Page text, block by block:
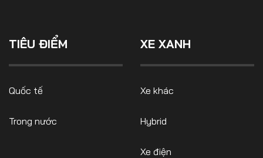
phải tự tìm hướng đi cho
mình, lựa chọn những cơ chế,
TIÊU ĐIỂM
Quốc tế
Trong nước
XE XANH
Xe khác
Hybrid
Xe điện